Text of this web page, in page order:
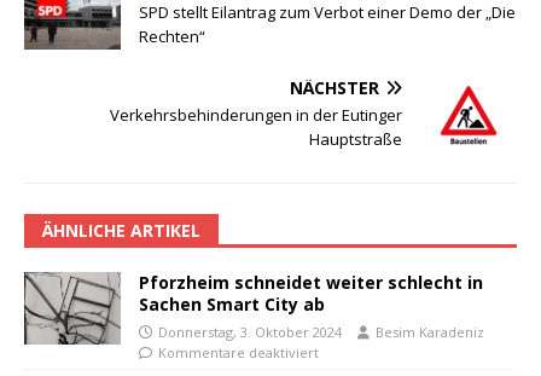
SPD stellt Eilantrag zum Verbot einer Demo der „Die
Rechten“
NÄCHSTER
Verkehrsbehinderungen in der Eutinger
Hauptstraße
ÄHNLICHE ARTIKEL
Pforzheim schneidet weiter schlecht in
Sachen Smart City ab
Donnerstag, 3. Oktober 2024
Besim Karadeniz
Kommentare deaktiviert